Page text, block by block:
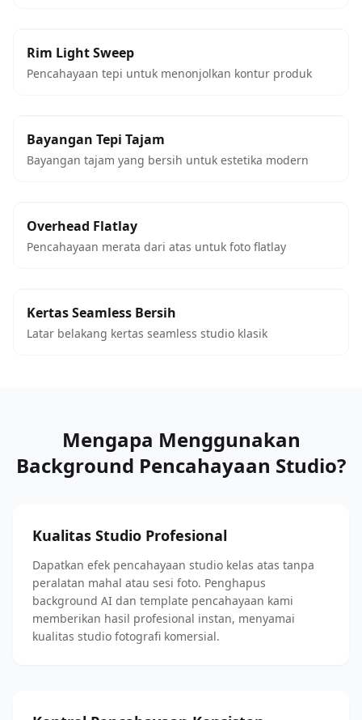
Rim Light Sweep
Pencahayaan tepi untuk menonjolkan kontur produk
Bayangan Tepi Tajam
Bayangan tajam yang bersih untuk estetika modern
Overhead Flatlay
Pencahayaan merata dari atas untuk foto flatlay
Kertas Seamless Bersih
Latar belakang kertas seamless studio klasik
Mengapa Menggunakan
Background Pencahayaan Studio?
Kualitas Studio Profesional
Dapatkan efek pencahayaan studio kelas atas tanpa
peralatan mahal atau sesi foto. Penghapus
background AI dan template pencahayaan kami
memberikan hasil profesional instan, menyamai
kualitas studio fotografi komersial.